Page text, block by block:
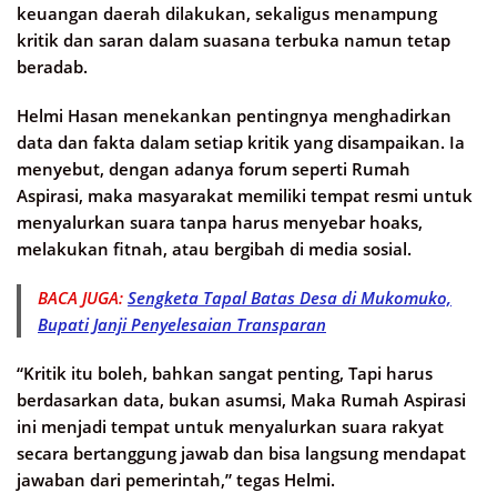
keuangan daerah dilakukan, sekaligus menampung
kritik dan saran dalam suasana terbuka namun tetap
beradab.
Helmi Hasan menekankan pentingnya menghadirkan
data dan fakta dalam setiap kritik yang disampaikan. Ia
menyebut, dengan adanya forum seperti Rumah
Aspirasi, maka masyarakat memiliki tempat resmi untuk
menyalurkan suara tanpa harus menyebar hoaks,
melakukan fitnah, atau bergibah di media sosial.
BACA JUGA: Sengketa Tapal Batas Desa di Mukomuko,
Bupati Janji Penyelesaian Transparan
“Kritik itu boleh, bahkan sangat penting, Tapi harus
berdasarkan data, bukan asumsi, Maka Rumah Aspirasi
ini menjadi tempat untuk menyalurkan suara rakyat
secara bertanggung jawab dan bisa langsung mendapat
jawaban dari pemerintah,” tegas Helmi.